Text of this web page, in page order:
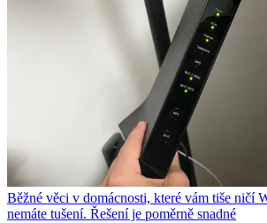
Běžné věci v domácnosti, které vám tiše ničí
nemáte tušení. Řešení je poměrně snadné